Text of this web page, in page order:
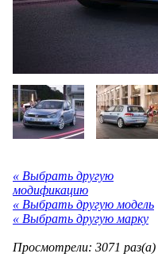
« Выбрать другую
модификацию
« Выбрать другую модель
« Выбрать другую марку
Просмотрели: 3071 раз(а)